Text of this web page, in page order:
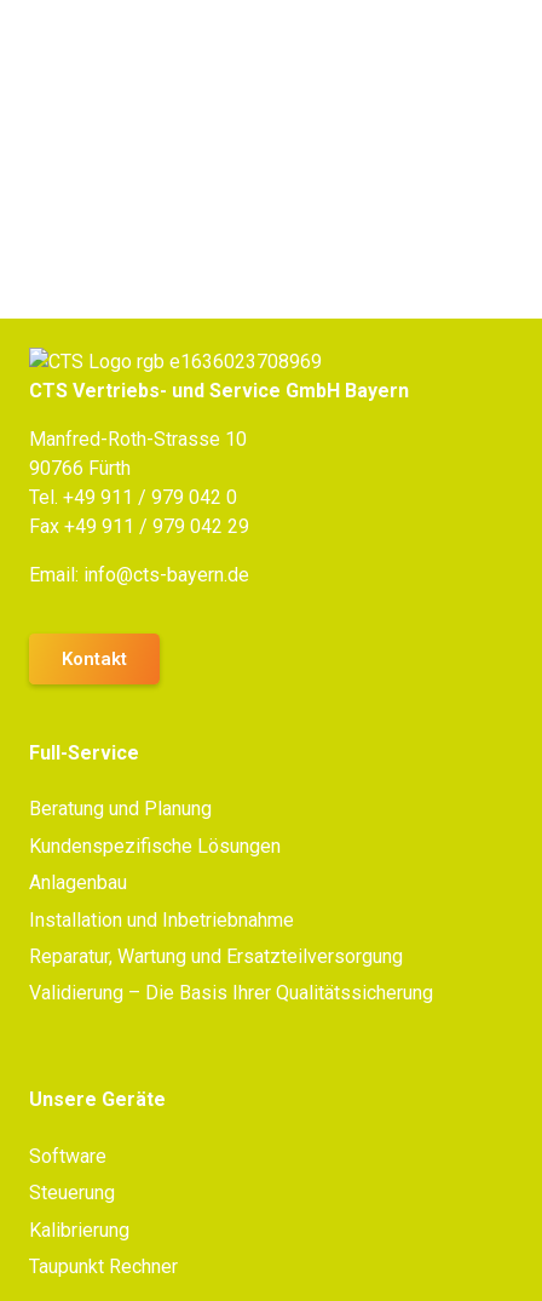
CTS Vertriebs- und Service GmbH Bayern
Manfred-Roth-Strasse 10
90766 Fürth
Tel. +49 911 / 979 042 0
Fax +49 911 / 979 042 29
Email: info@cts-bayern.de
Kontakt
Full-Service
Beratung und Planung
Kundenspezifische Lösungen
Anlagenbau
Installation und Inbetriebnahme
Reparatur, Wartung und Ersatzteilversorgung
Validierung – Die Basis Ihrer Qualitätssicherung
Unsere Geräte
Software
Steuerung
Kalibrierung
Taupunkt Rechner